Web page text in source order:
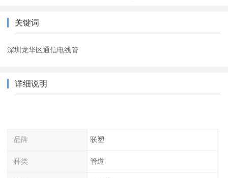
关键词
深圳龙华区通信电线管
详细说明
品牌 联塑
种类 管道